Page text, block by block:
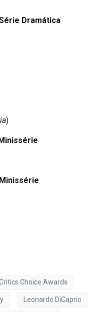
Dramática
)
Choice Awards
Leonardo DiCaprio